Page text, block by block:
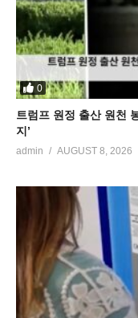
0
트럼프 원정 출산 원천
지’
admin AUGUST 8, 2026